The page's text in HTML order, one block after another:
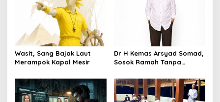
o
s
Wasit, Sang Bajak Laut
Merampok Kapal Mesir
Dr H Kemas Arsyad Somad,
Sosok Ramah Tanpa